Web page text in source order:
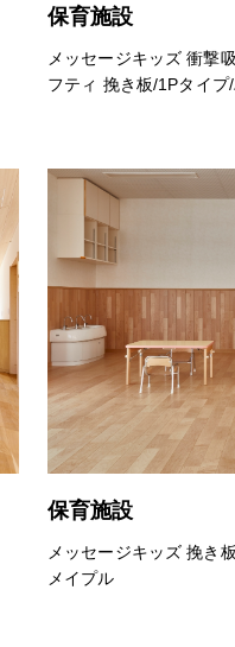
保育施設
メッセージキッズ 衝撃
フティ 挽き板/1Pタイプ
保育施設
メッセージキッズ 挽き
メイプル